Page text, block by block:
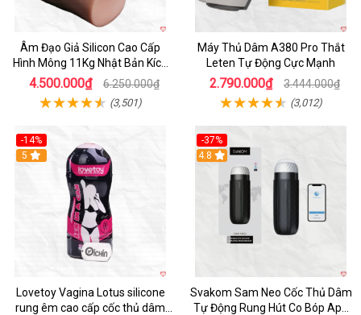
Âm Đạo Giả Silicon Cao Cấp
Hình Mông 11Kg Nhật Bản Kích
Thước Như Thật
4.500.000₫ 6.250.000₫
(3,501)
Máy Thủ Dâm A380 Pro Thắt
Leten Tự Động Cực Mạnh
2.790.000₫ 3.444.000₫
(3,012)
-14%
Hot
5
Lovetoy Vagina Lotus silicone
rung êm cao cấp cốc thủ dâm
-37%
4.8
Svakom Sam Neo Cốc Thủ Dâm
Tự Động Rung Hút Co Bóp App